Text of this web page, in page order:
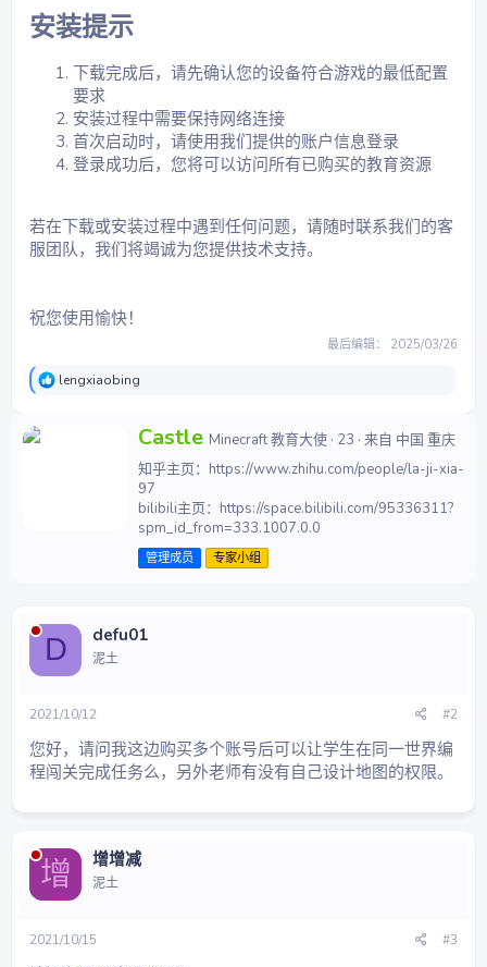
安装提示​
下载完成后，请先确认您的设备符合游戏的最低配置
要求
安装过程中需要保持网络连接
首次启动时，请使用我们提供的账户信息登录
登录成功后，您将可以访问所有已购买的教育资源
若在下载或安装过程中遇到任何问题，请随时联系我们的客
服团队，我们将竭诚为您提供技术支持。
祝您使用愉快！
最后编辑： 2025/03/26
反
lengxiaobing
撰
写
者
Castle Minecraft 教育大使 · 23 · 来自 中国 重庆
知乎主页：https://www.zhihu.com/people/la-ji-xia-
97
bilibili主页：https://space.bilibili.com/95336311?
spm_id_from=333.1007.0.0
管理成员 专家小组
D defu01
泥土
2021/10/12 #2
您好，请问我这边购买多个账号后可以让学生在同一世界编
程闯关完成任务么，另外老师有没有自己设计地图的权限。
增 增增减
泥土
2021/10/15 #3